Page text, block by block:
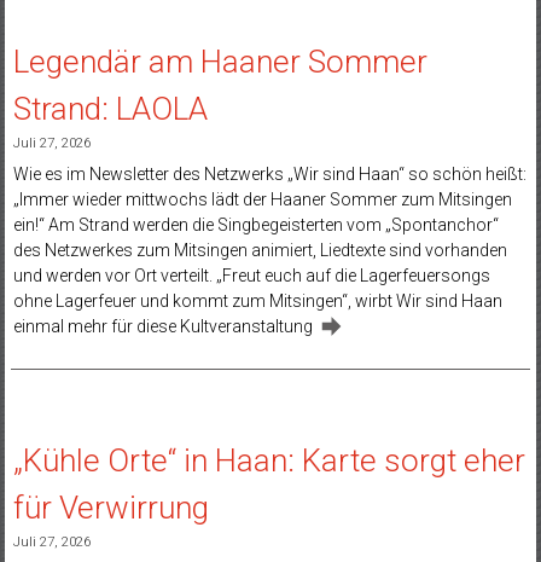
Legendär am Haaner Sommer
Strand: LAOLA
Juli 27, 2026
Wie es im Newsletter des Netzwerks „Wir sind Haan“ so schön heißt:
„Immer wieder mittwochs lädt der Haaner Sommer zum Mitsingen
ein!“ Am Strand werden die Singbegeisterten vom „Spontanchor“
des Netzwerkes zum Mitsingen animiert, Liedtexte sind vorhanden
und werden vor Ort verteilt. „Freut euch auf die Lagerfeuersongs
ohne Lagerfeuer und kommt zum Mitsingen“, wirbt Wir sind Haan
einmal mehr für diese Kultveranstaltung
„Kühle Orte“ in Haan: Karte sorgt eher
für Verwirrung
Juli 27, 2026